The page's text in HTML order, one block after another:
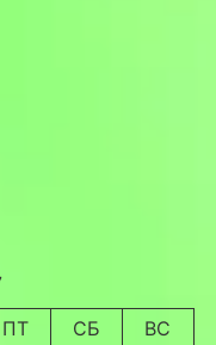
ПТ СБ
ВС